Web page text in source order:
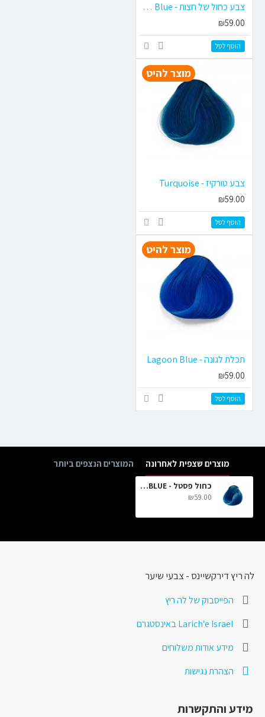
צבע כחול של חצות - Midnight Blue
₪59.00
הוסף לסל
מוצר להיט
צבע טורקיז - Turquoise
₪59.00
הוסף לסל
מוצר להיט
תכלת לגונה - Lagoon Blue
₪59.00
הוסף לסל
מוצרים שצפית לאחרונה המוצרים הנצפים ביותר
כחול פסטל - PASTEL BLUE
₪59.00
לה ריץ דירקשיינס - צבעי שיער
הפייסבוק של לה ריץ
Larich'e Israel באינסטגרם
מידע אודות משלוחים
הצהרת נגישות
מידע והתקשרות